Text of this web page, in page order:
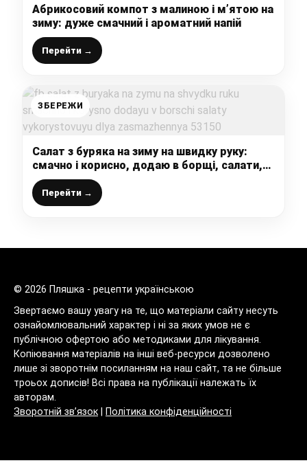
Абрикосовий компот з малиною і м’ятою на
зиму: дуже смачний і ароматний напій
Перейти →
ЗБЕРЕЖИ
Салат з буряка на зиму на швидку руку:
смачно і корисно, додаю в борщі, салати,
використовую для засмаження
Перейти →
© 2026 Пляшка - рецепти українською
Звертаємо вашу увагу на те, що матеріали сайту несуть
ознайомлювальний характер і ні за яких умов не є
публічною офертою або методиками для лікування.
Копіювання матеріалів на інші веб-ресурси дозволено
лише зі зворотнім посиланням на наш сайт, та не більше
троьох дописів! Всі права на публікації належать їх
авторам.
Зворотній зв’язок
Політика конфіденційності